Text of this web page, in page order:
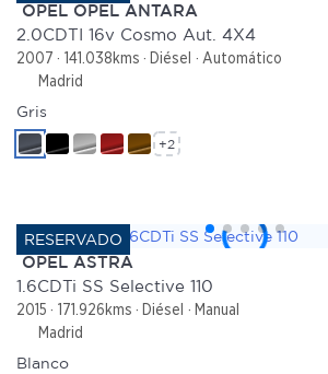
OPEL OPEL ANTARA
2.0CDTI 16v Cosmo Aut. 4X4
2007 141.038kms Diésel
Automático
Madrid
Gris
+2
OPEL ASTRA
1.6CDTi SS Selective 110
2015 171.926kms Diésel
Manual
Madrid
Blanco